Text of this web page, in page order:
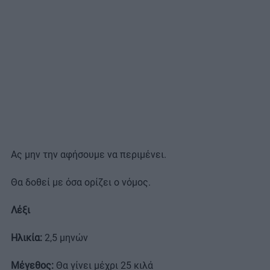
Ας μην την αφήσουμε να περιμένει.
Θα δοθεί με όσα ορίζει ο νόμος.
Λέξι
Ηλικία: 2,5 μηνών
Μέγεθος: Θα γίνει μέχρι 25 κιλά